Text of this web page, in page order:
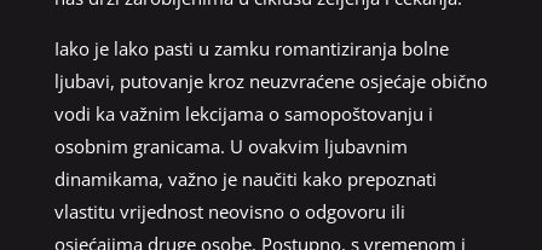
Iako je lako pasti u zamku romantiziranja bolne
ljubavi, putovanje kroz neuzvraćene osjećaje obično
vodi ka važnim lekcijama o samopoštovanju i
osobnim granicama. U ovakvim ljubavnim
dinamikama, važno je naučiti kako prepoznati
vlastitu vrijednost neovisno o odgovoru ili
osjećajima druge osobe. Postupno, s vremenom i